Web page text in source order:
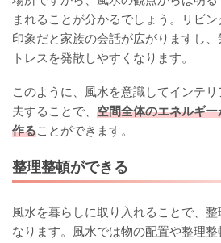
まれることが分かるでしょう。リビ
印象だと家族の会話が広がりますし
トレスを発散しやすくなります。
このように、風水を意識してインテ
夫することで、 空間全体のエネルギ
作ることができます。
整理整頓ができる
風水を暮らしに取り入れることで、
なります。風水では物の配置や整理